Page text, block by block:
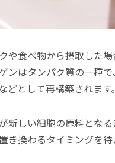
や食べ物から摂取した
ンはタンパク質の一種
どとして再構築されます。
新しい細胞の原料とな
き換わるタイミングを待